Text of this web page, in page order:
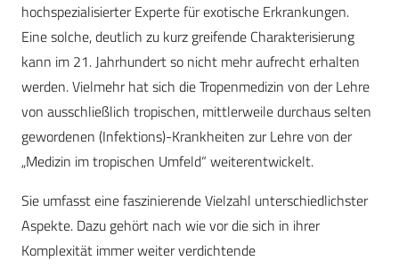
hochspezialisierter Experte für exotische Erkrankungen.
Eine solche, deutlich zu kurz greifende Charakterisierung
kann im 21. Jahrhundert so nicht mehr aufrecht erhalten
werden. Vielmehr hat sich die Tropenmedizin von der Lehre
von ausschließlich tropischen, mittlerweile durchaus selten
gewordenen (Infektions)-Krankheiten zur Lehre von der
„Medizin im tropischen Umfeld“ weiterentwickelt.
Sie umfasst eine faszinierende Vielzahl unterschiedlichster
Aspekte. Dazu gehört nach wie vor die sich in ihrer
Komplexität immer weiter verdichtende